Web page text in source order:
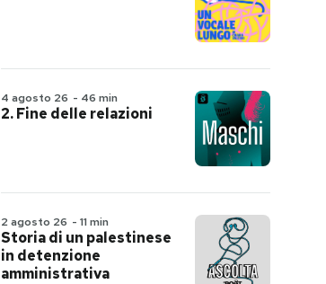
4 agosto 26 - 46 min
2. Fine delle relazioni
2 agosto 26 - 11 min
Storia di un palestinese
in detenzione
amministrativa